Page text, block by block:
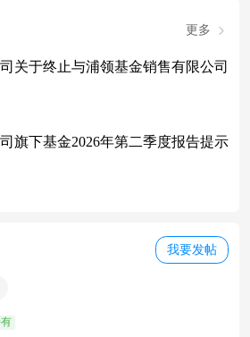
更多
关于终止与浦领基金销售有限公司
旗下基金2026年第二季度报告提示
我要发帖